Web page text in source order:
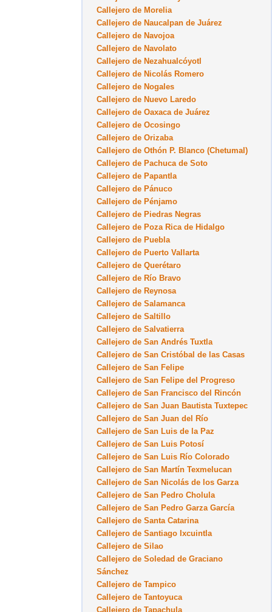
Callejero de Morelia
Callejero de Naucalpan de Juárez
Callejero de Navojoa
Callejero de Navolato
Callejero de Nezahualcóyotl
Callejero de Nicolás Romero
Callejero de Nogales
Callejero de Nuevo Laredo
Callejero de Oaxaca de Juárez
Callejero de Ocosingo
Callejero de Orizaba
Callejero de Othón P. Blanco (Chetumal)
Callejero de Pachuca de Soto
Callejero de Papantla
Callejero de Pánuco
Callejero de Pénjamo
Callejero de Piedras Negras
Callejero de Poza Rica de Hidalgo
Callejero de Puebla
Callejero de Puerto Vallarta
Callejero de Querétaro
Callejero de Río Bravo
Callejero de Reynosa
Callejero de Salamanca
Callejero de Saltillo
Callejero de Salvatierra
Callejero de San Andrés Tuxtla
Callejero de San Cristóbal de las Casas
Callejero de San Felipe
Callejero de San Felipe del Progreso
Callejero de San Francisco del Rincón
Callejero de San Juan Bautista Tuxtepec
Callejero de San Juan del Río
Callejero de San Luis de la Paz
Callejero de San Luis Potosí
Callejero de San Luis Río Colorado
Callejero de San Martín Texmelucan
Callejero de San Nicolás de los Garza
Callejero de San Pedro Cholula
Callejero de San Pedro Garza García
Callejero de Santa Catarina
Callejero de Santiago Ixcuintla
Callejero de Silao
Callejero de Soledad de Graciano
Sánchez
Callejero de Tampico
Callejero de Tantoyuca
Callejero de Tapachula